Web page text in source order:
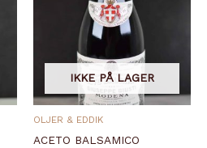
IKKE PÅ LAGER
OLJER & EDDIK
ACETO BALSAMICO